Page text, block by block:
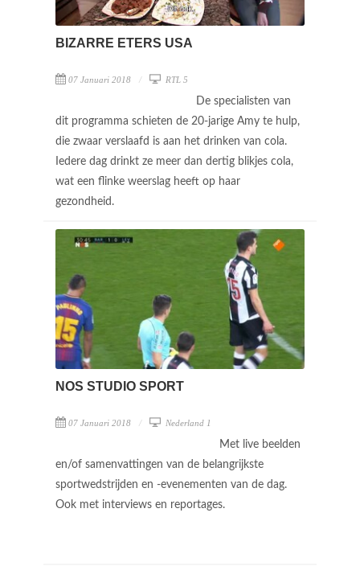
BIZARRE ETERS USA
07 Januari 2018 RTL 5
De specialisten van
dit programma schieten de 20-jarige Amy te hulp,
die zwaar verslaafd is aan het drinken van cola.
Iedere dag drinkt ze meer dan dertig blikjes cola,
wat een flinke weerslag heeft op haar
gezondheid.
NOS STUDIO SPORT
07 Januari 2018 Nederland 1
Met live beelden
en/of samenvattingen van de belangrijkste
sportwedstrijden en -evenementen van de dag.
Ook met interviews en reportages.